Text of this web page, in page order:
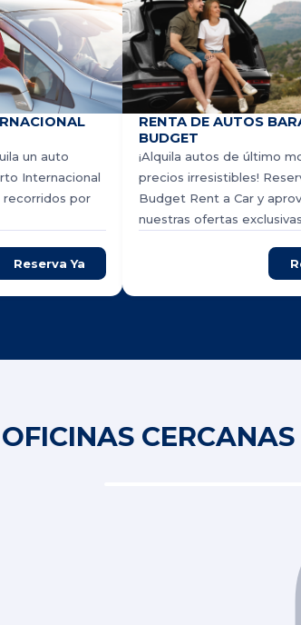
un auto
Internacional
recorridos por
Reserva Ya
RENTA DE AUTOS
BUDGET
¡Alquila autos de último
precios irresistibles!
Budget Rent a Car y
nuestras ofertas
CERCANAS